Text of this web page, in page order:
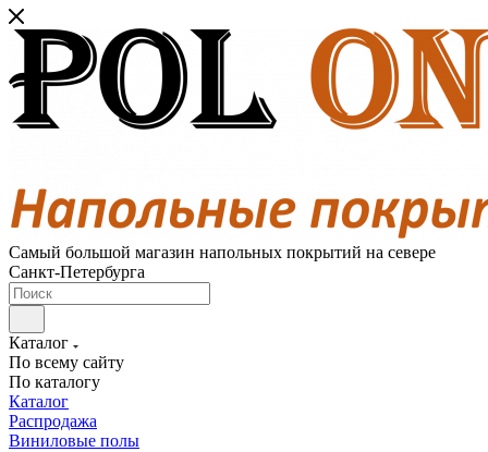
Самый большой магазин напольных покрытий на севере
Санкт-Петербурга
Каталог
По всему сайту
По каталогу
Каталог
Распродажа
Виниловые полы